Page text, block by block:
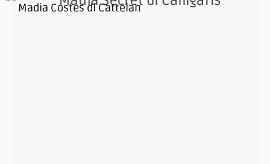
Madia Costes di Cattelan